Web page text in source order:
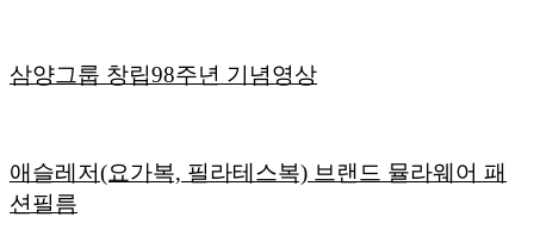
삼양그룹 창립98주년 기념영상
애슬레저(요가복, 필라테스복) 브랜드 뮬라웨어 패
션필름